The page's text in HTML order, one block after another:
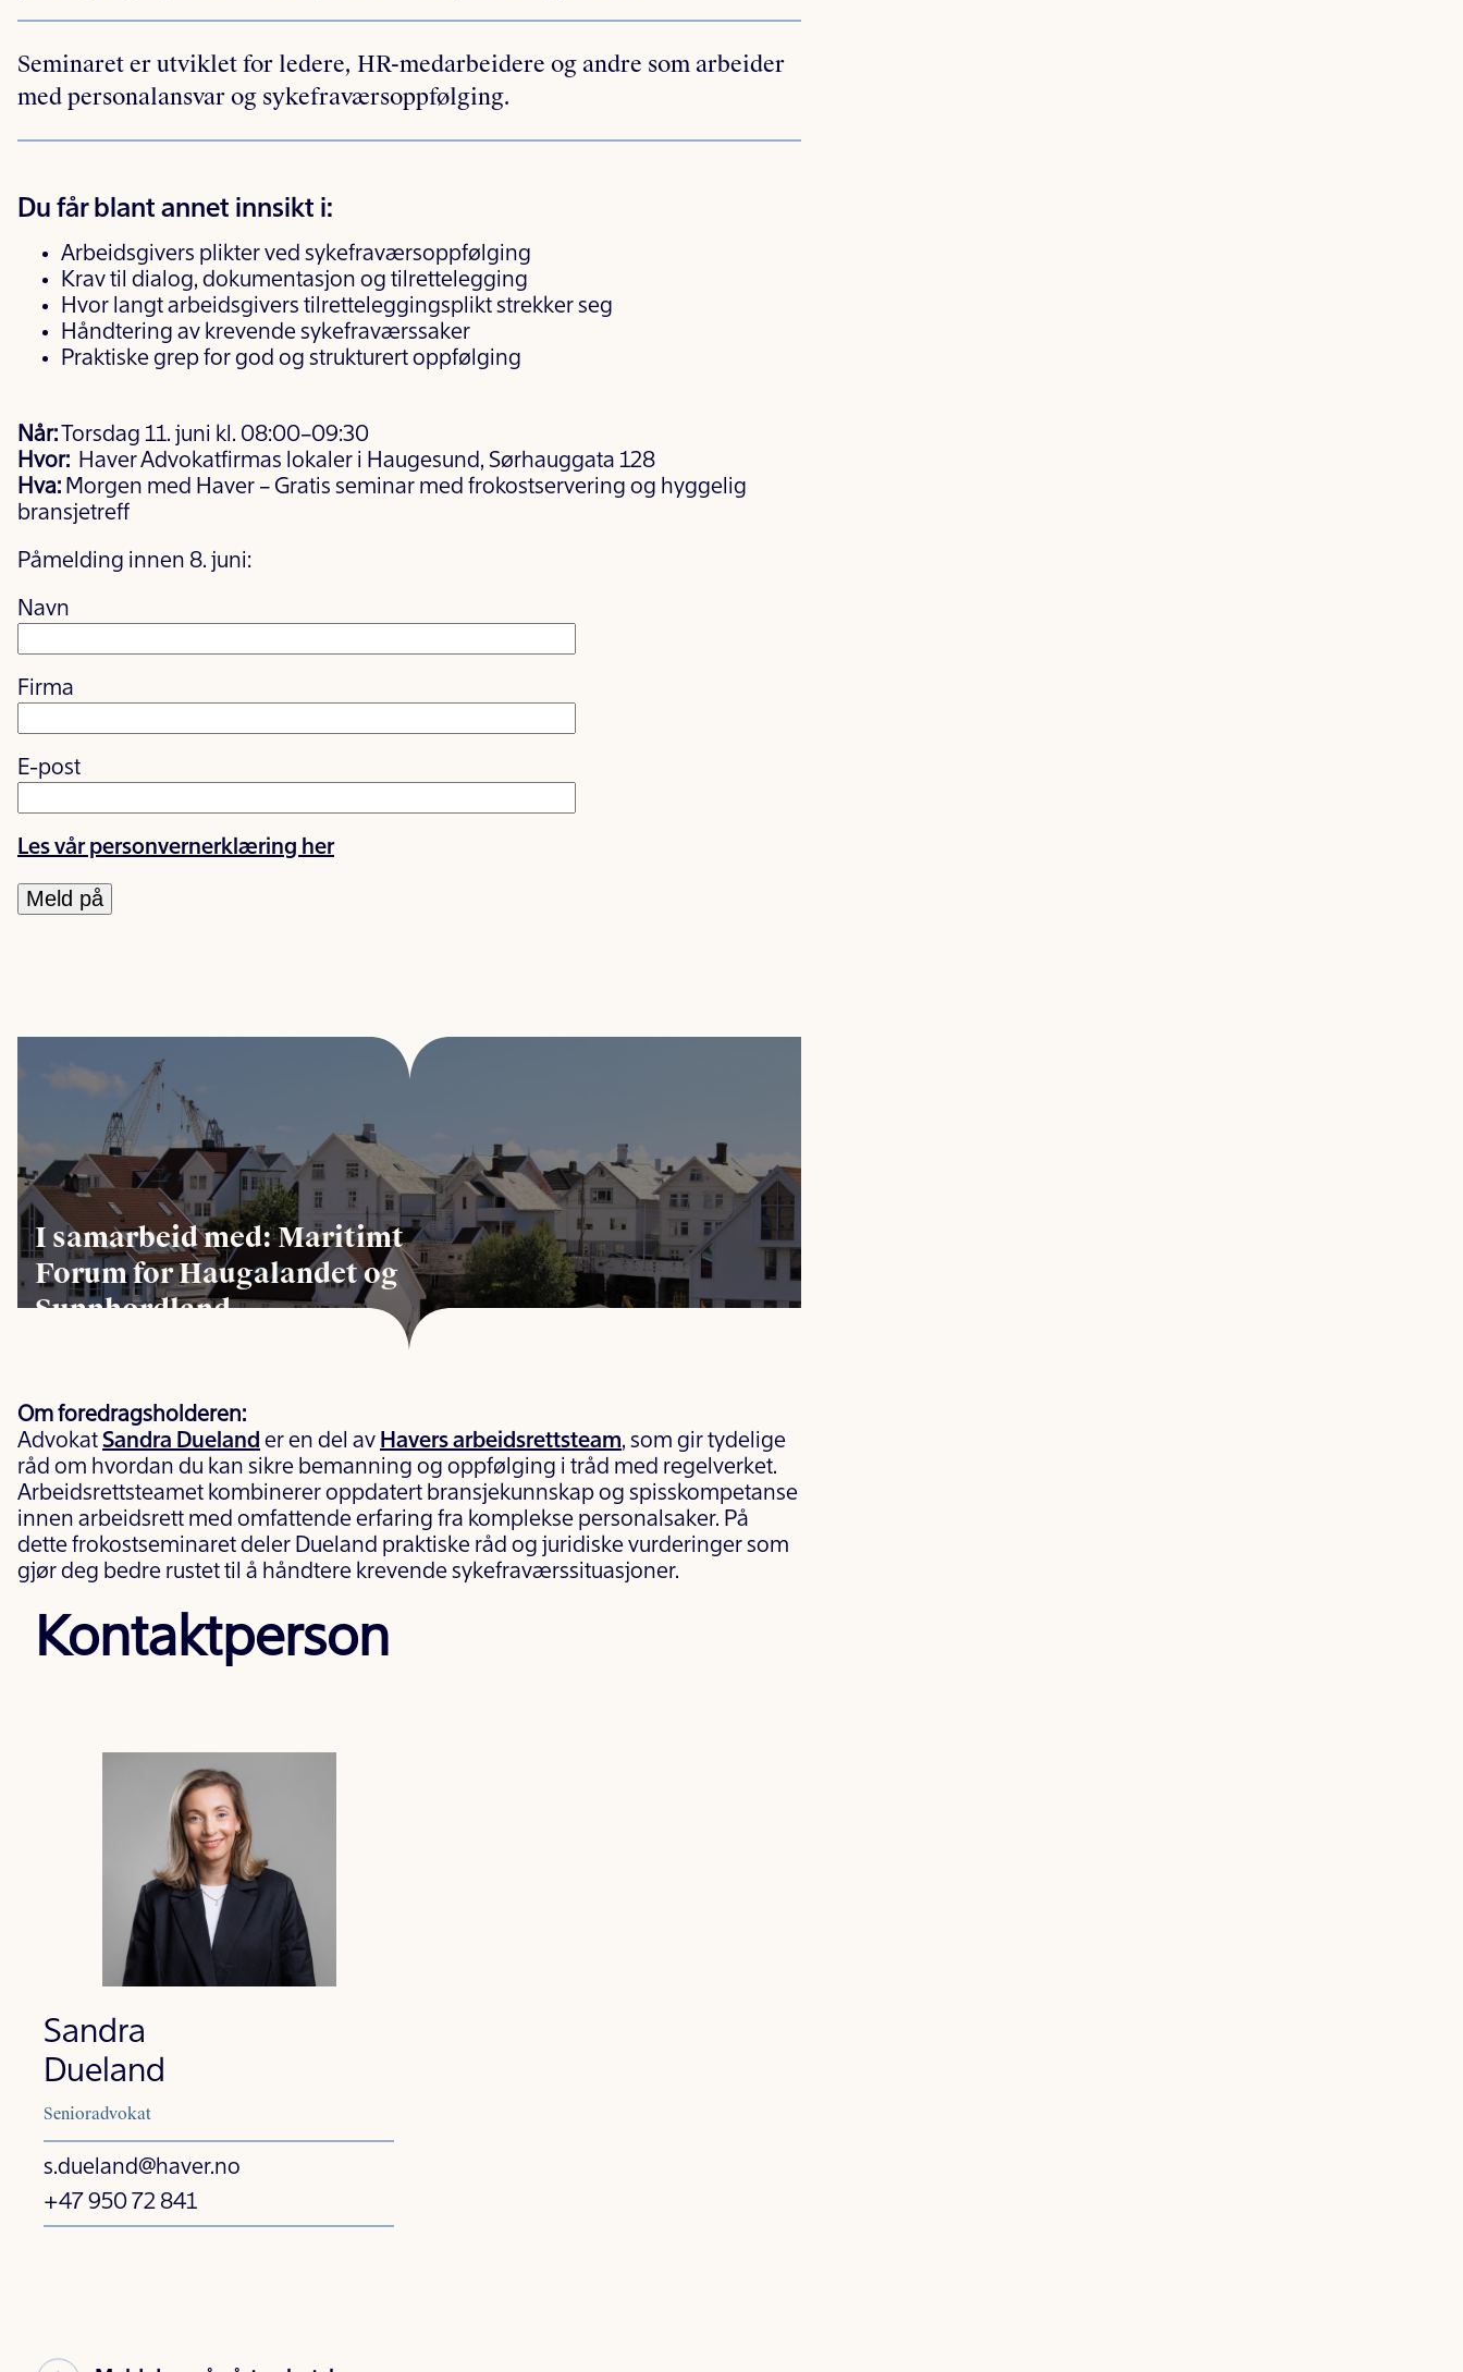
Seminaret er utviklet for ledere, HR-medarbeidere og andre som arbeider
med personalansvar og sykefraværsoppfølging.
Du får blant annet innsikt i:
Arbeidsgivers plikter ved sykefraværsoppfølging
Krav til dialog, dokumentasjon og tilrettelegging
Hvor langt arbeidsgivers tilretteleggingsplikt strekker seg
Håndtering av krevende sykefraværssaker
Praktiske grep for god og strukturert oppfølging
Når: Torsdag 11. juni kl. 08:00–09:30
Hvor: Haver Advokatfirmas lokaler i Haugesund, Sørhauggata 128
Hva: Morgen med Haver – Gratis seminar med frokostservering og hyggelig
bransjetreff
Påmelding innen 8. juni:
Navn
Firma
E-post
Les vår personvernerklæring her
I samarbeid med: Maritimt
Forum for Haugalandet og
Sunnhordland
Om foredragsholderen:
Advokat Sandra Dueland er en del av Havers arbeidsrettsteam, som gir tydelige
råd om hvordan du kan sikre bemanning og oppfølging i tråd med regelverket.
Arbeidsrettsteamet kombinerer oppdatert bransjekunnskap og spisskompetanse
innen arbeidsrett med omfattende erfaring fra komplekse personalsaker. På
dette frokostseminaret deler Dueland praktiske råd og juridiske vurderinger som
gjør deg bedre rustet til å håndtere krevende sykefraværssituasjoner.
Kontaktperson
Sandra
Dueland
Senioradvokat
s.dueland@haver.no
+47 950 72 841